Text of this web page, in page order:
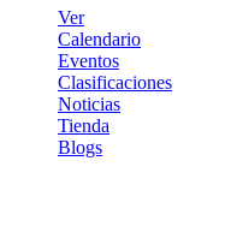
Ver
Calendario
Eventos
Clasificaciones
Noticias
Tienda
Blogs